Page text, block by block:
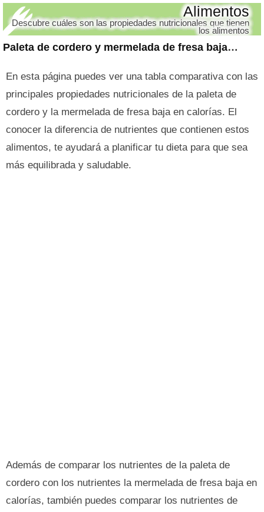
Paleta de cordero y mermelada de fresa baja en calorías
Alimentos
Descubre cuáles son las propiedades nutricionales que tienen
los alimentos
En esta página puedes ver una tabla comparativa con las
principales propiedades nutricionales de la paleta de
cordero y la mermelada de fresa baja en calorías. El
conocer la diferencia de nutrientes que contienen estos
alimentos, te ayudará a planificar tu dieta para que sea
más equilibrada y saludable.
Además de comparar los nutrientes de la paleta de
cordero con los nutrientes la mermelada de fresa baja en
calorías, también puedes comparar los nutrientes de